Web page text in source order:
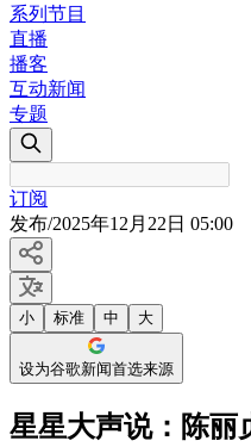
系列节目
直播
播客
互动新闻
专题
订阅
发布/2025年12月22日 05:00
小 标准 中 大
设为谷歌新闻首选来源
星星大声说：陈丽